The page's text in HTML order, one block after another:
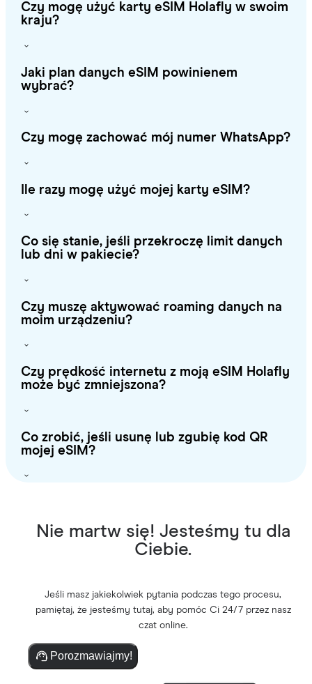
Czy mogę użyć karty eSIM Holafly w swoim
kraju?
Jaki plan danych eSIM powinienem
wybrać?
Czy mogę zachować mój numer WhatsApp?
Ile razy mogę użyć mojej karty eSIM?
Co się stanie, jeśli przekroczę limit danych
lub dni w pakiecie?
Czy muszę aktywować roaming danych na
moim urządzeniu?
Czy prędkość internetu z moją eSIM Holafly
może być zmniejszona?
Co zrobić, jeśli usunę lub zgubię kod QR
mojej eSIM?
Nie martw się! Jesteśmy tu dla
Ciebie.
Jeśli masz jakiekolwiek pytania podczas tego procesu,
pamiętaj, że jesteśmy tutaj, aby pomóc Ci 24/7 przez nasz
czat online.
Porozmawiajmy!